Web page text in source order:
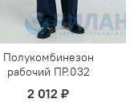
Полукомбинезон
рабочий ПР.032
2 012 ₽